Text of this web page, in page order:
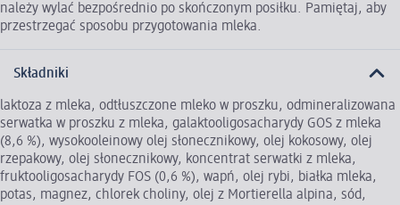
należy wylać bezpośrednio po skończonym posiłku. Pamiętaj, aby
przestrzegać sposobu przygotowania mleka.
Składniki
laktoza z mleka, odtłuszczone mleko w proszku, odmineralizowana
serwatka w proszku z mleka, galaktooligosacharydy GOS z mleka
(8,6 %), wysokooleinowy olej słonecznikowy, olej kokosowy, olej
rzepakowy, olej słonecznikowy, koncentrat serwatki z mleka,
fruktooligosacharydy FOS (0,6 %), wapń, olej rybi, białka mleka,
potas, magnez, chlorek choliny, olej z Mortierella alpina, sód,